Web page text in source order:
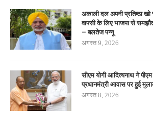
अकाली दल अपनी प्रतिष्ठा
वापसी के लिए भाजपा से
– बलतेज पन्नू
अगस्त 9, 2026
सीएम योगी आदित्यनाथ ने
प्रधानमंत्री आवास पर हुई
अगस्त 8, 2026